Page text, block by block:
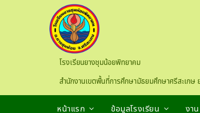
Skip to main content
โรงเรียนยางชุมน้อยพิทยาคม
สำนักงานเขตพื้นที่การศึกษามัธยมศึกษาศรีสะเกษ
หน้าแรก ข้อมูลโรงเรียน งา